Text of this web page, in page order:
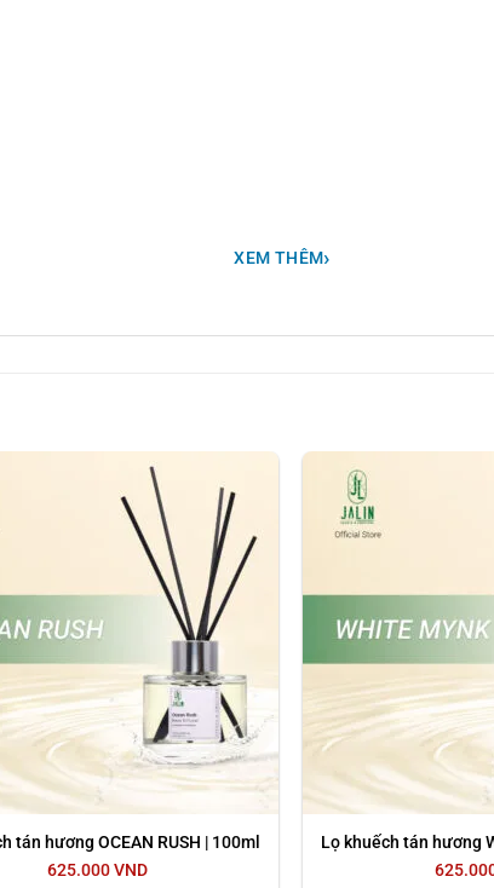
– mát mẻ, tươi sáng và dễ dùng, đặc biệt phù hợp
và Mỹ.
nước hoa được sử dụng để tạo một mùi thơm dễ chịu
như mùi hôi thuốc, mùi thức ăn hay mùi hôi trong
XEM THÊM›
tán hương OCEAN RUSH | 100ml
625.000VND
Lọ khuếch tán hương